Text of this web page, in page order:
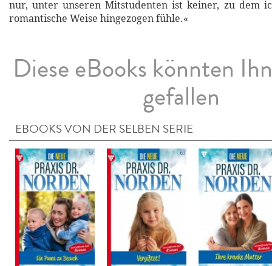
nur, unter unseren Mitstudenten ist keiner, zu dem
romantische Weise hingezogen fühle.«
Diese eBooks könnten
gefallen
EBOOKS VON DER SELBEN SERIE